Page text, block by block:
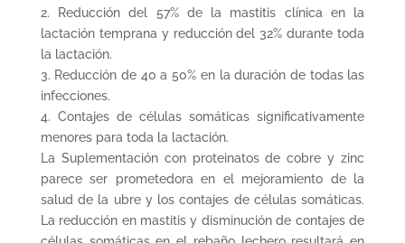
2. Reducción del 57% de la mastitis clínica en la
lactación temprana y reducción del 32% durante toda
la lactación.
3. Reducción de 40 a 50% en la duración de todas las
infecciones.
4. Contajes de células somáticas significativamente
menores para toda la lactación.
La Suplementación con proteinatos de cobre y zinc
parece ser prometedora en el mejoramiento de la
salud de la ubre y los contajes de células somáticas.
La reducción en mastitis y disminución de contajes de